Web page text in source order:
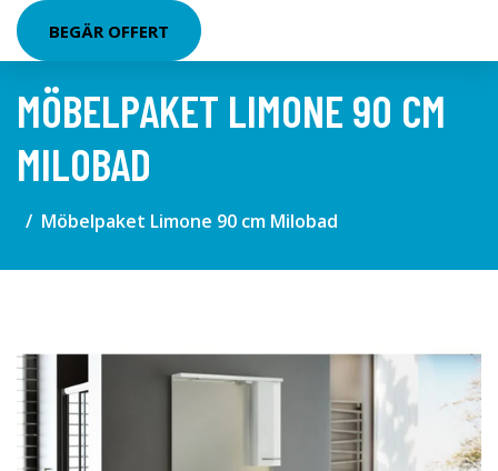
BEGÄR OFFERT
MÖBELPAKET LIMONE 90 CM
MILOBAD
Möbelpaket Limone 90 cm Milobad